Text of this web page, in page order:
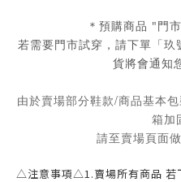
＊預購商品 "門
若需要門市試穿，請下單「
貨將會通知
由於賣場部分鞋款/商品基本
箱加
請至賣場頁面
△注意事項△1.賣場所有商品 若